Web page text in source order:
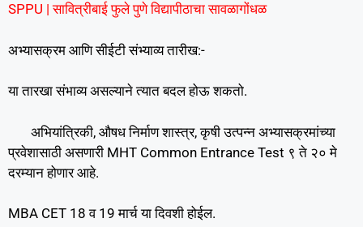
SPPU | सावित्रीबाई फुले पुणे विद्यापीठाचा सावळागोंधळ
अभ्यासक्रम आणि सीईटी संभ्याव्य तारीख:-
या तारखा संभाव्य असल्याने त्यात बदल होऊ शकतो.
अभियांत्रिकी, औषध निर्माण शास्त्र, कृषी उत्पन्न अभ्यासक्रमांच्या
प्रवेशासाठी असणारी MHT Common Entrance Test ९ ते २० मे
दरम्यान होणार आहे.
MBA CET 18 व 19 मार्च या दिवशी होईल.